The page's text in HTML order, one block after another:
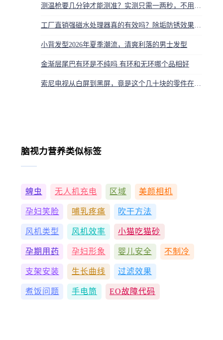
测温枪要几分钟才能测准？实测只需一两秒，不用等太久
工厂直销强磁水处理器真的有效吗？除垢防锈效果实测
小背发型2026年夏季潮流，清爽利落的男士发型
金渐层尾巴有环是不纯吗 有环和无环哪个品相好
索尼电视从白屏到黑屏，竟是这个几十块的零件在作祟！自己动手就能修好
脑视力营养类似标签
蜱虫 无人机充电 区域 美颜相机
孕妇笑脸 哺乳疼痛 吹干方法
风机类型 风机效率 小猫吃猫砂
孕期用药 孕妇形象 婴儿安全 不制冷
支架安装 生长曲线 过滤效果
煮饭问题 手电筒 EO故障代码